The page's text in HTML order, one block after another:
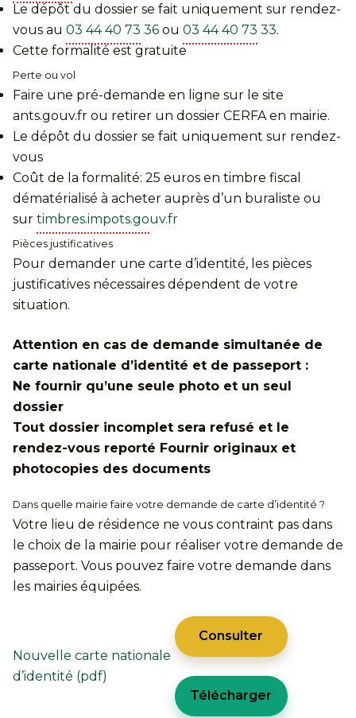
Le dépôt du dossier se fait uniquement sur rendez-
vous au 03 44 40 73 36 ou 03 44 40 73 33.
Cette formalité est gratuite
Perte ou vol
Faire une pré-demande en ligne sur le site
ants.gouv.fr ou retirer un dossier CERFA en mairie.
Le dépôt du dossier se fait uniquement sur rendez-
vous
Coût de la formalité: 25 euros en timbre fiscal
dématérialisé à acheter auprès d’un buraliste ou
sur timbres.impots.gouv.fr
Pièces justificatives
Pour demander une carte d’identité, les pièces
justificatives nécessaires dépendent de votre
situation.
Attention en cas de demande simultanée de
carte nationale d’identité et de passeport :
Ne fournir qu’une seule photo et un seul
dossier
Tout dossier incomplet sera refusé et le
rendez-vous reporté Fournir originaux et
photocopies des documents
Dans quelle mairie faire votre demande de carte d’identité ?
Votre lieu de résidence ne vous contraint pas dans
le choix de la mairie pour réaliser votre demande de
passeport. Vous pouvez faire votre demande dans
les mairies équipées.
Nouvelle carte nationale
d’identité (pdf)
Consulter
Télécharger